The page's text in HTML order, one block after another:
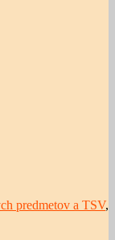
predmetov a TSV,